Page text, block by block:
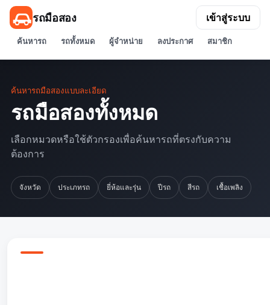
รถมือสอง
ค้นหารถ รถทั้งหมด ผู้จำหน่าย ลงประกาศ สมาชิก
เข้าสู่ระบบ
ค้นหารถมือสองแบบละเอียด
รถมือสองทั้งหมด
เลือกหมวดหรือใช้ตัวกรองเพื่อค้นหารถที่ตรงกับความ
ต้องการ
จังหวัด ประเภทรถ ยี่ห้อและรุ่น ปีรถ สีรถ เชื้อเพลิง